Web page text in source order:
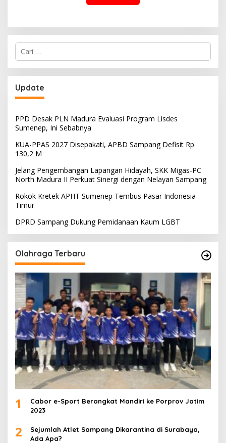
Cari
untuk:
Update
PPD Desak PLN Madura Evaluasi Program Lisdes
Sumenep, Ini Sebabnya
KUA-PPAS 2027 Disepakati, APBD Sampang Defisit Rp
130,2 M
Jelang Pengembangan Lapangan Hidayah, SKK Migas-PC
North Madura II Perkuat Sinergi dengan Nelayan Sampang
Rokok Kretek APHT Sumenep Tembus Pasar Indonesia
Timur
DPRD Sampang Dukung Pemidanaan Kaum LGBT
Olahraga Terbaru
1
Cabor e-Sport Berangkat Mandiri ke Porprov Jatim
2023
2
Sejumlah Atlet Sampang Dikarantina di Surabaya,
Ada Apa?